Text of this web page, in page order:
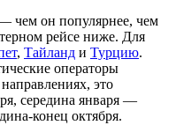
чем он популярнее, чем
рейсе ниже. Для
, Тайланд и Турцию.
операторы
это
середина января —
конец октября.